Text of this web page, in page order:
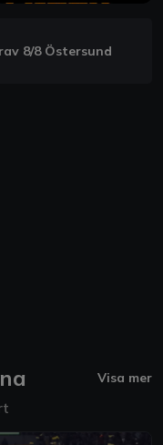
8/8 Östersund
Visa mer